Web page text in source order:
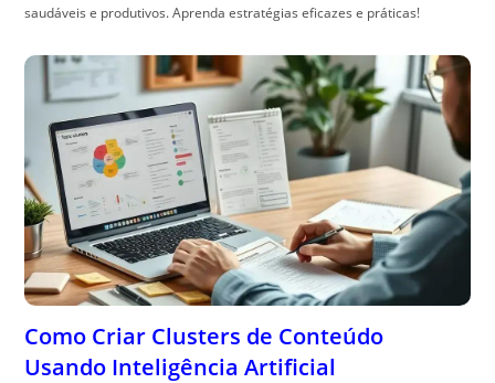
saudáveis e produtivos. Aprenda estratégias eficazes e práticas!
Como Criar Clusters de Conteúdo
Usando Inteligência Artificial